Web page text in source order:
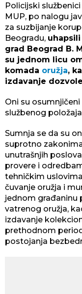
Policijski
MUP, po nalogu
za suzbijanje
Beogradu,
grad Beograd B.
su jednom licu
komada oružja,
izdavanje dozvole
Oni su
službenog
Sumnja se da su
suprotno
unutrašnjih
provere i
tehničkim
čuvanje oružja i
jednom građaninu
vatrenog oružja,
izdavanje
prethodnom
postojanja